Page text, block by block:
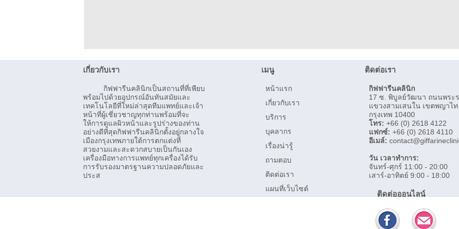
เกี่ยวกับเรา
กิฟฟารีนคลินิกเป็นสถานที่ที่เพียบ
พร้อมไปด้วยอุปกรณ์อันทันสมัยและ
เทคโนโลยีที่ใหม่ล่าสุดทีมแพทย์และเจ้า
หน้าที่ผู้เชี่ยวชาญทุกท่านพร้อมที่จะ
ให้การดูแลผิวหน้าและรูปร่างของท่าน
อย่างดีที่สุดกิฟฟารีนคลินิกตั้งอยู่กลางใจ
เมืองกรุงเทพภายใต้การตกแต่งที่
สวยงามและสะดวกสบายเป็นกันเอง
เครื่องมือทางการแพทย์ทุกเครื่องได้รับ
การรับรองมาตรฐานความปลอดภัยและ
ประส
เมนู
หน้าแรก
เกี่ยวกับเรา
บริการ
บุคลากร
เรื่องน่ารู้
ถามตอบ
ติดต่อเรา
แผนที่เว็บไซต์
ติดต่อเรา
กิฟฟารีนคลินิก
17 ซ. พิบูลย์วัฒนา ถนนพระ
แขวงสามเสนใน เขตพญาไท
กรุงเทพ 10400
โทร: +66 (0) 2618 4122
แฟกซ์: +66 (0) 2618 4110
อีเมล์:
วัน เวลาทำการ:
จันทร์-ศุกร์ 11:00 - 20:00
เสาร์-อาทิตย์ 9:00 - 18:00
ติดต่อออนไลน์